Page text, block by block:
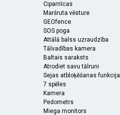
Ciparnīcas
Maršruta vēsture
GEOfence
SOS poga
Attālā balss uzraudzība
Tālvadības kamera
Baltais saraksts
Atrodiet savu tālruni
Sejas atbloķēšanas funkcija
7 spēles
Kamera
Pedometrs
Miega monitors